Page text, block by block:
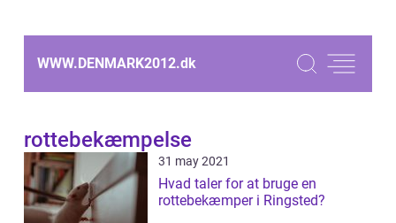
WWW.DENMARK2012.dk
rottebekæmpelse
31 may 2021
Hvad taler for at bruge en
rottebekæmper i Ringsted?